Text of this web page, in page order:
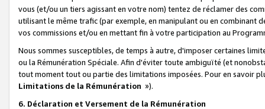
vous (et/ou un tiers agissant en votre nom) tentez de réclamer des
utilisant le même trafic (par exemple, en manipulant ou en combinant
vos commissions et/ou en mettant fin à votre participation au
Nous sommes susceptibles, de temps à autre, d'imposer certaines
ou la Rémunération Spéciale. Afin d'éviter toute ambiguïté (et
tout moment tout ou partie des limitations imposées. Pour en savoir
Limitations de la Rémunération »).
6. Déclaration et Versement de la Rémunération